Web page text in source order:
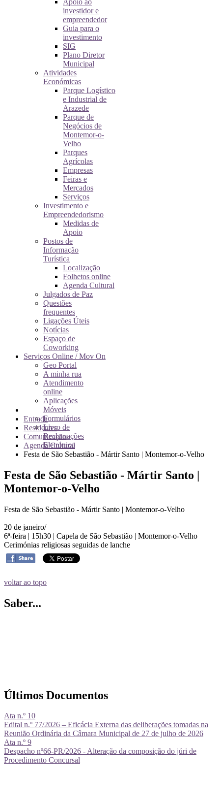
Apoio ao
investidor e
empreendedor
Guia para o
investimento
SIG
Plano Diretor
Municipal
Atividades
Económicas
Parque Logístico
e Industrial de
Arazede
Parque de
Negócios de
Montemor-o-
Velho
Parques
Agrícolas
Empresas
Feiras e
Mercados
Serviços
Investimento e
Empreendedorismo
Medidas de
Apoio
Postos de
Informação
Turística
Localização
Folhetos online
Agenda Cultural
Julgados de Paz
Questões
frequentes
Ligações Úteis
Notícias
Espaço de
Coworking
Serviços Online / Mov On
Geo Portal
A minha rua
Atendimento
online
Aplicações
Móveis
Formulários
Livro de
Reclamações
Eletrónico
Entrada
Residentes
Comunicação
Agenda Cultural
Festa de São Sebastião - Mártir Santo | Montemor-o-Velho
Festa de São Sebastião - Mártir Santo |
Montemor-o-Velho
Festa de São Sebastião - Mártir Santo | Montemor-o-Velho
20 de janeiro/
6ª-feira | 15h30 | Capela de São Sebastião | Montemor-o-Velho
Cerimónias religiosas seguidas de lanche
voltar ao topo
Saber...
Últimos Documentos
Ata n.º 10
Edital n.º 77/2026 – Eficácia Externa das deliberações tomadas na
Reunião Ordinária da Câmara Municipal de 27 de julho de 2026
Ata n.º 9
Despacho nº66-PR/2026 - Alteração da composição do júri de
Procedimento Concursal